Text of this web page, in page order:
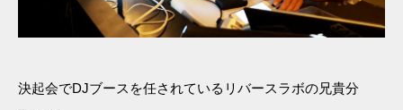
決起会でDJブースを任されているリバースラボの兄貴分